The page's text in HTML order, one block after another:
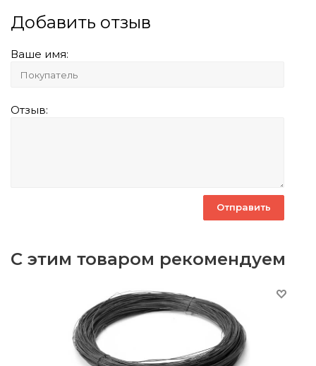
Добавить отзыв
Ваше имя:
Отзыв:
С этим товаром рекомендуем